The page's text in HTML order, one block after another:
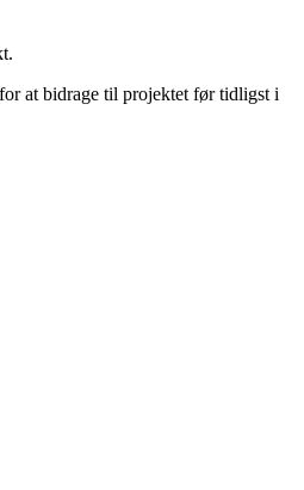
at bidrage til projektet før tidligst i